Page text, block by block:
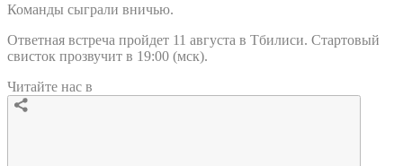
Команды сыграли вничью.
Ответная встреча пройдет 11 августа в Тбилиси. Стартовый
свисток прозвучит в 19:00 (мск).
Читайте нас в